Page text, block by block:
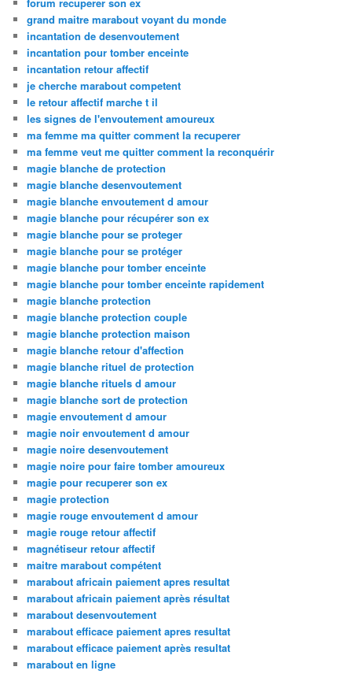
forum recuperer son ex
grand maitre marabout voyant du monde
incantation de desenvoutement
incantation pour tomber enceinte
incantation retour affectif
je cherche marabout competent
le retour affectif marche t il
les signes de l'envoutement amoureux
ma femme ma quitter comment la recuperer
ma femme veut me quitter comment la reconquérir
magie blanche de protection
magie blanche desenvoutement
magie blanche envoutement d amour
magie blanche pour récupérer son ex
magie blanche pour se proteger
magie blanche pour se protéger
magie blanche pour tomber enceinte
magie blanche pour tomber enceinte rapidement
magie blanche protection
magie blanche protection couple
magie blanche protection maison
magie blanche retour d'affection
magie blanche rituel de protection
magie blanche rituels d amour
magie blanche sort de protection
magie envoutement d amour
magie noir envoutement d amour
magie noire desenvoutement
magie noire pour faire tomber amoureux
magie pour recuperer son ex
magie protection
magie rouge envoutement d amour
magie rouge retour affectif
magnétiseur retour affectif
maitre marabout compétent
marabout africain paiement apres resultat
marabout africain paiement après résultat
marabout desenvoutement
marabout efficace paiement apres resultat
marabout efficace paiement après resultat
marabout en ligne